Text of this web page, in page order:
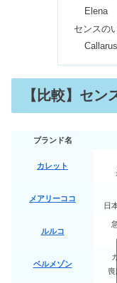
Elena
センスの
Callarus
【比較】セ
ブランド名
カレット
メアリーココ
日
ルルコ
ベルメゾン
喪